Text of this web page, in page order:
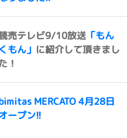
売テレビ9/10放送 「もん
くもん」 に紹介して頂きまし
！
MERCATO 4月28日
ープン!!